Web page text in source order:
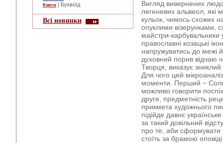
Книги | Буквоїд
Всі новинки
Вигляд вивернених
легеневих альвеол, які
кульок, чимось схожих
опуклими візерунками,
майстри-
православні козацькі
напружуватись до межі
духовний порив відчаю
Творця, виказує зниклий
Для чого цей
моменти. Перший −
можливо говорити
друге, предметність
прикмета художнього
підійде давнє
за такий довільний
про те, аби
стоїть за брамою